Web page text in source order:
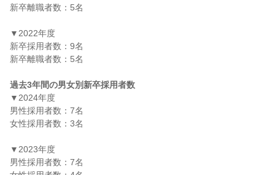
新卒離職者数：5名
▼2022年度
新卒採用者数：9名
新卒離職者数：5名
過去3年間の男女別新卒採用者数
▼2024年度
男性採用者数：7名
女性採用者数：3名
▼2023年度
男性採用者数：7名